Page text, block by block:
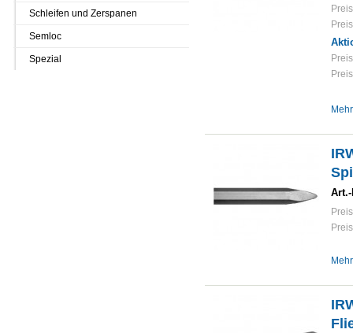
Art.-
Schleifen und Zerspanen
Semloc
Spezial